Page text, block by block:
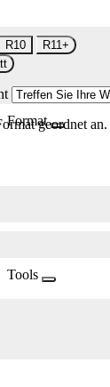
R10
R11+
Formatgeordnet an.
Tools